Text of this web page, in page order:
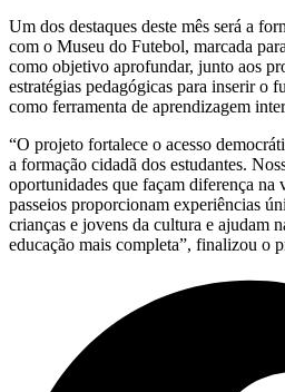
Um dos destaques deste mês será a
com o Museu do Futebol, marcada
como objetivo aprofundar, junto aos
estratégias pedagógicas para inserir o
como ferramenta de aprendizagem
“O projeto fortalece o acesso
a formação cidadã dos estudantes.
oportunidades que façam diferença na
passeios proporcionam experiências
crianças e jovens da cultura e ajudam
educação mais completa”, finalizou o